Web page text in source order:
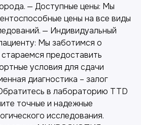
— Доступные цены: Мы
цены на все виды
— Индивидуальный
Мы заботимся о
предоставить
условия для сдачи
диагностика – залог
в лабораторию TTD
точные и надежные
исследования.
здоровья и